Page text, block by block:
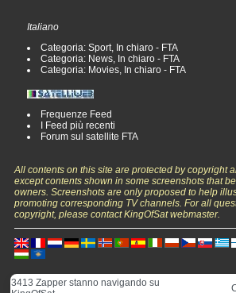
Italiano
Categoria: Sport, In chiaro - FTA
Categoria: News, In chiaro - FTA
Categoria: Movies, In chiaro - FTA
Frequenze Feed
I Feed più recenti
Forum sul satellite FTA
All contents on this site are protected by copyright
except contents shown in some screenshots that
owners. Screenshots are only proposed to help
promoting corresponding TV channels. For all
copyright, please contact KingOfSat webmaster.
3413 Zapper stanno navigando su